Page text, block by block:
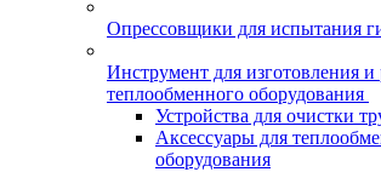
Опрессовщики для испытания
Инструмент для изготовления и
теплообменного оборудования
Устройства для очистки
Аксессуары для
оборудования